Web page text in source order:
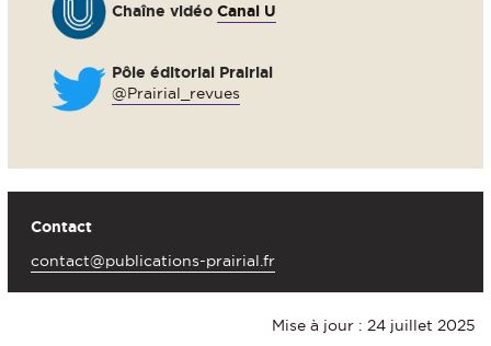
Chaîne vidéoCanal U
Pôle éditorial Prairial
@Prairial_revues
Contact
contact@publications-prairial.fr
Mise à jour : 24 juillet 2025